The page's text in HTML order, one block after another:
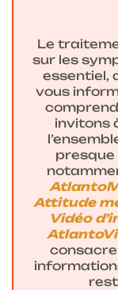
Le
sur les
essentiel,
vous
invitons
presque
Attitude
Vidéo